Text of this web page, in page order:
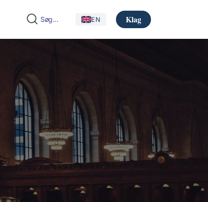
EN Klag